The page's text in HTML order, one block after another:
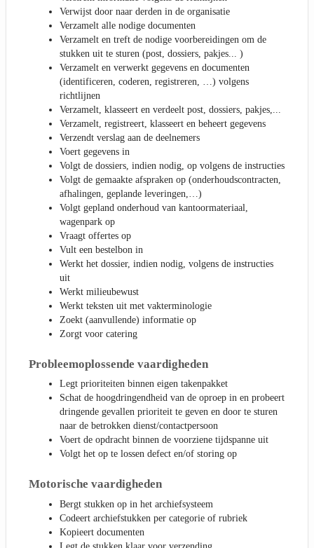
Verwijst door naar derden in de organisatie
Verzamelt alle nodige documenten
Verzamelt en treft de nodige voorbereidingen om de
stukken uit te sturen (post, dossiers, pakjes... )
Verzamelt en verwerkt gegevens en documenten
(identificeren, coderen, registreren, …) volgens
richtlijnen
Verzamelt, klasseert en verdeelt post, dossiers, pakjes,...
Verzamelt, registreert, klasseert en beheert gegevens
Verzendt verslag aan de deelnemers
Voert gegevens in
Volgt de dossiers, indien nodig, op volgens de instructies
Volgt de gemaakte afspraken op (onderhoudscontracten,
afhalingen, geplande leveringen,…)
Volgt gepland onderhoud van kantoormateriaal,
wagenpark op
Vraagt offertes op
Vult een bestelbon in
Werkt het dossier, indien nodig, volgens de instructies
uit
Werkt milieubewust
Werkt teksten uit met vakterminologie
Zoekt (aanvullende) informatie op
Zorgt voor catering
Probleemoplossende vaardigheden
Legt prioriteiten binnen eigen takenpakket
Schat de hoogdringendheid van de oproep in en probeert
dringende gevallen prioriteit te geven en door te sturen
naar de betrokken dienst/contactpersoon
Voert de opdracht binnen de voorziene tijdspanne uit
Volgt het op te lossen defect en/of storing op
Motorische vaardigheden
Bergt stukken op in het archiefsysteem
Codeert archiefstukken per categorie of rubriek
Kopieert documenten